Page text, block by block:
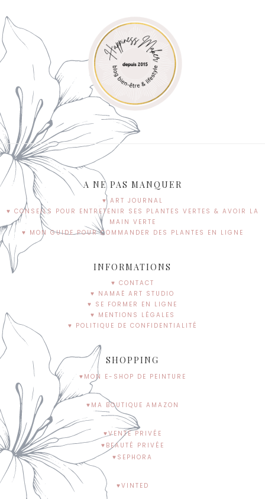
A NE PAS MANQUER
♥ ART JOURNAL
♥ CONSEILS POUR ENTRETENIR SES PLANTES VERTES & AVOIR LA
MAIN VERTE
♥ MON GUIDE POUR COMMANDER DES PLANTES EN LIGNE
INFORMATIONS
♥ CONTACT
♥ NAMAË ART STUDIO
♥ SE FORMER EN LIGNE
♥ MENTIONS LÉGALES
♥ POLITIQUE DE CONFIDENTIALITÉ
SHOPPING
♥MON E-SHOP DE PEINTURE
♥MA BOUTIQUE AMAZON
♥VENTE PRIVÉE
♥BEAUTÉ PRIVÉE
♥SEPHORA
♥VINTED